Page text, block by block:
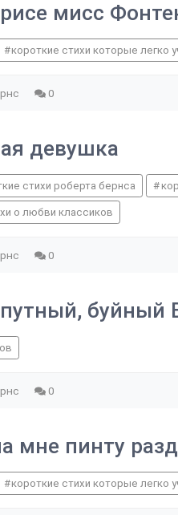
мисс
короткие стихи которые легко
0
девушка
стихи роберта бернса
о любви классиков
0
буйный
0
мне пинту
короткие стихи которые легко